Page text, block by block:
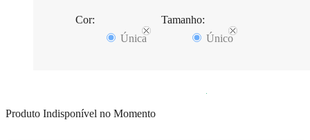
Cor:
Única
Tamanho:
Único
Produto Indisponível no Momento